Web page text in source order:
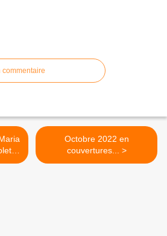
commentaire
Octobre 2022 en
couvertures... >